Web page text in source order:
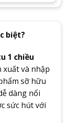
biệt?
1 chiều
xuất và nhập
sỡ hữu
dàng nổi
sức hút với